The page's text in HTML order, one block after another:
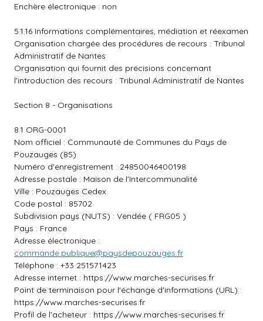
Enchère électronique : non
5.1.16 Informations complémentaires, médiation et réexamen
Organisation chargée des procédures de recours : Tribunal
Administratif de Nantes
Organisation qui fournit des précisions concernant
l'introduction des recours : Tribunal Administratif de Nantes
Section 8 - Organisations
8.1 ORG-0001
Nom officiel : Communauté de Communes du Pays de
Pouzauges (85)
Numéro d'enregistrement : 24850046400198
Adresse postale : Maison de l'Intercommunalité
Ville : Pouzauges Cedex
Code postal : 85702
Subdivision pays (NUTS) : Vendée ( FRG05 )
Pays : France
Adresse électronique :
commande.publique@paysdepouzauges.fr
Téléphone : +33 251571423
Adresse internet : https://www.marches-securises.fr
Point de terminaison pour l'échange d'informations (URL) :
https://www.marches-securises.fr
Profil de l'acheteur : https://www.marches-securises.fr